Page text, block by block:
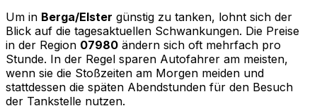
Um in Berga/Elster günstig zu tanken, lohnt sich der
Blick auf die tagesaktuellen Schwankungen. Die Preise
in der Region 07980 ändern sich oft mehrfach pro
Stunde. In der Regel sparen Autofahrer am meisten,
wenn sie die Stoßzeiten am Morgen meiden und
stattdessen die späten Abendstunden für den Besuch
der Tankstelle nutzen.